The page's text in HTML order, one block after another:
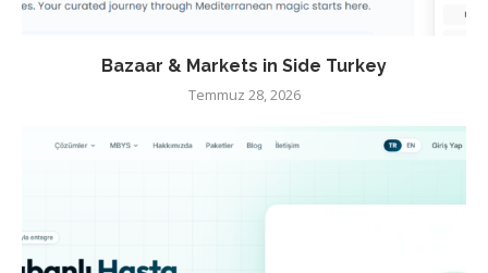
Bazaar & Markets in Side Turkey
Temmuz 28, 2026